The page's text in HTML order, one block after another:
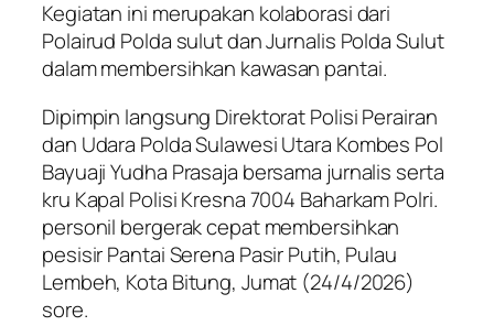
Kegiatan ini merupakan kolaborasi dari
Polairud Polda sulut dan Jurnalis Polda Sulut
dalam membersihkan kawasan pantai.
Dipimpin langsung Direktorat Polisi Perairan
dan Udara Polda Sulawesi Utara Kombes Pol
Bayuaji Yudha Prasaja bersama jurnalis serta
kru Kapal Polisi Kresna 7004 Baharkam Polri.
personil bergerak cepat membersihkan
pesisir Pantai Serena Pasir Putih, Pulau
Lembeh, Kota Bitung, Jumat (24/4/2026)
sore.